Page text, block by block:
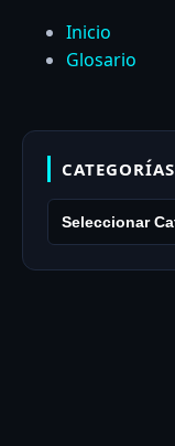
Inicio
Glosario
CATEGORÍAS